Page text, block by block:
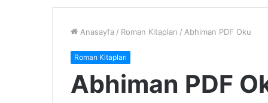
Anasayfa / Roman Kitapları / Abhiman PDF Oku
Roman Kitapları
Abhiman PDF